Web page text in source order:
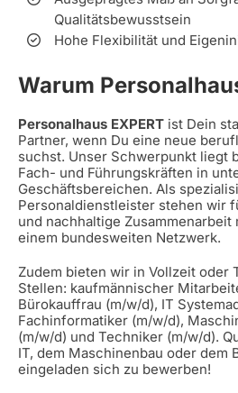
Qualitätsbewusstsein
Hohe Flexibilität und
Warum
Personalhaus EXPERT ist Dein
Partner, wenn Du eine neue
suchst. Unser Schwerpunkt liegt
Fach- und Führungskräften in
Geschäftsbereichen. Als
Personaldienstleister stehen wir
und nachhaltige Zusammenarbeit
einem bundesweiten Netzwerk.
Zudem bieten wir in Vollzeit oder
Stellen: kaufmännischer
Bürokauffrau (m/w/d), IT
Fachinformatiker (m/w/d),
(m/w/d) und Techniker (m/w/d).
IT, dem Maschinenbau oder dem
eingeladen sich zu bewerben!